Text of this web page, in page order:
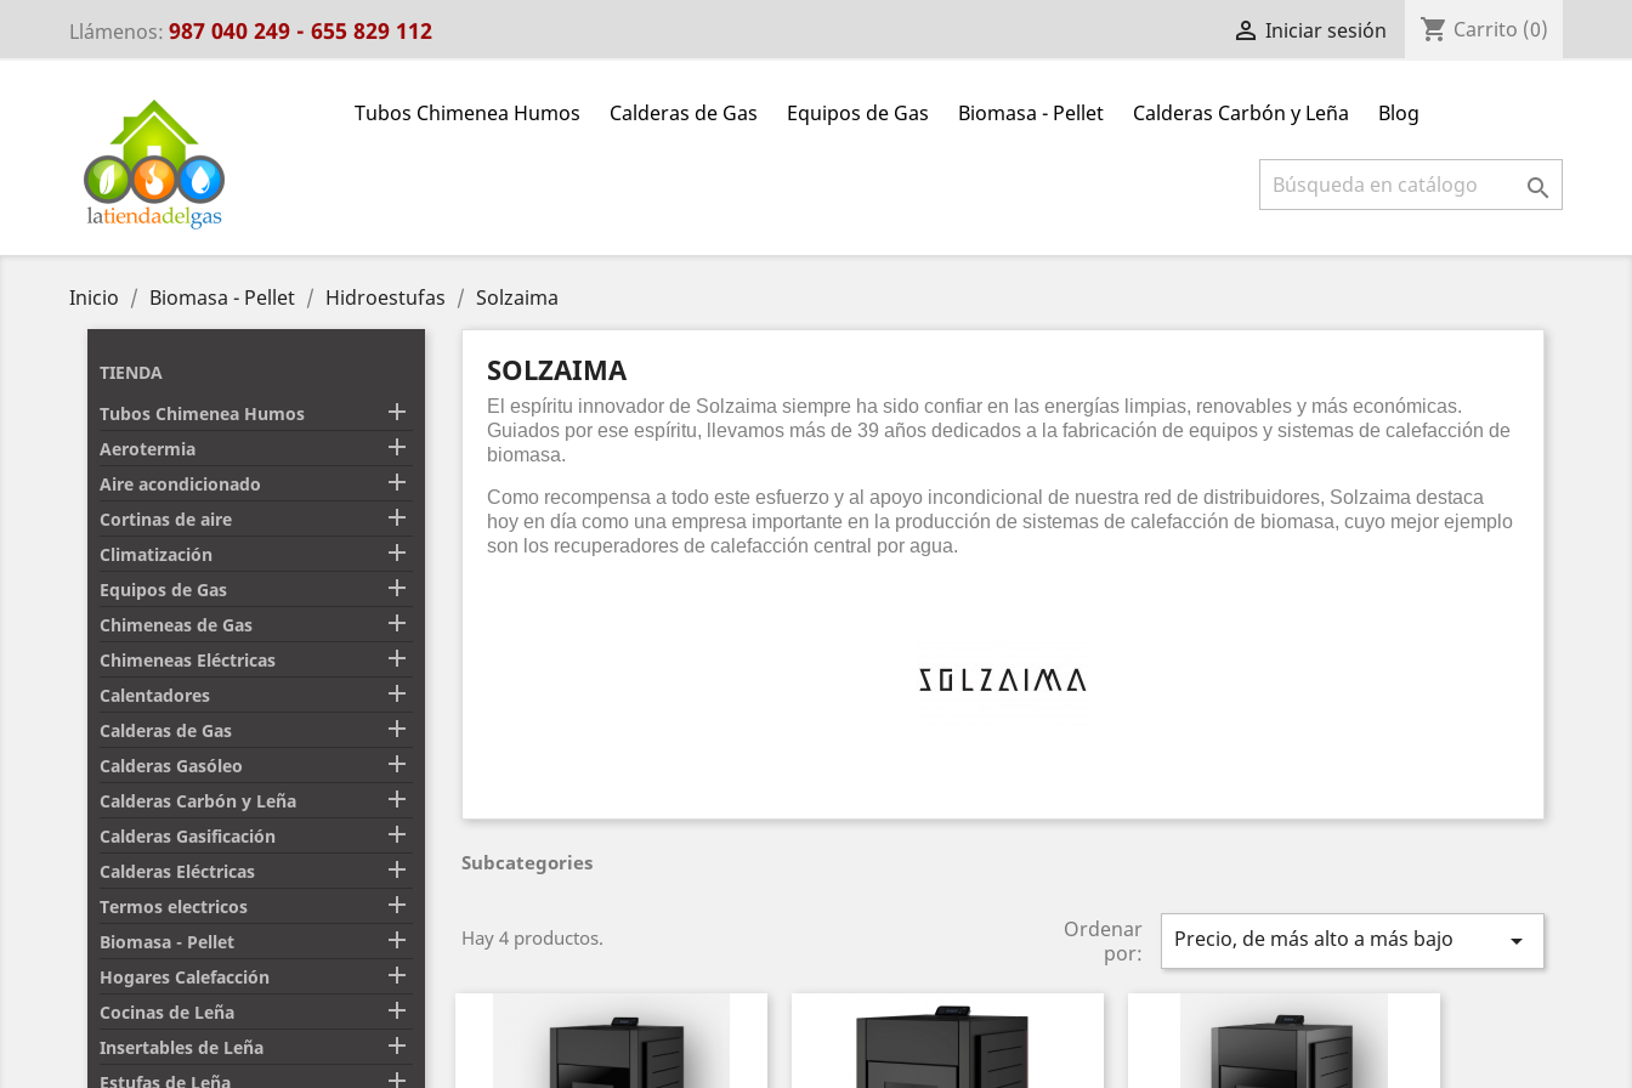
Llámenos: 987 040 249 - 655 829 112  Iniciar sesión shopping_cart Carrito (0)
Tubos Chimenea Humos Calderas de Gas Equipos de Gas Biomasa - Pellet Calderas Carbón y Leña Blog

Inicio Biomasa - Pellet Hidroestufas Solzaima
TIENDA
Tubos Chimenea Humos

Aerotermia 
Aire acondicionado 
Cortinas de aire 
Climatización 
Equipos de Gas 
Chimeneas de Gas 
Chimeneas Eléctricas 
Calentadores 
Calderas de Gas 
Calderas Gasóleo 
Calderas Carbón y Leña 
Calderas Gasificación 
Calderas Eléctricas 
Termos electricos 
Biomasa - Pellet 
Hogares Calefacción 
Cocinas de Leña 
Insertables de Leña 
Estufas de Leña 
SOLZAIMA
El espíritu innovador de Solzaima siempre ha sido confiar en las energías limpias, renovables y más económicas.
Guiados por ese espíritu, llevamos más de 39 años dedicados a la fabricación de equipos y sistemas de calefacción de
biomasa.
Como recompensa a todo este esfuerzo y al apoyo incondicional de nuestra red de distribuidores, Solzaima destaca
hoy en día como una empresa importante en la producción de sistemas de calefacción de biomasa, cuyo mejor ejemplo
son los recuperadores de calefacción central por agua.
Subcategories
Hay 4 productos.
Ordenar
por:
Precio, de más alto a más bajo 